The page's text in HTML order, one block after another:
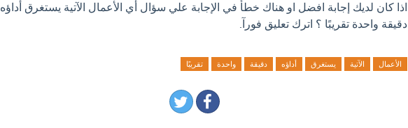
اذا كان لديك إجابة افضل او هناك خطأ في الإجابة علي سؤال أي الأعمال الآتية يستغرق أداؤه
دقيقة واحدة تقريبًا ؟ اترك تعليق فورآ.
الأعمال الآتية يستغرق أداؤه دقيقة واحدة تقريبًا